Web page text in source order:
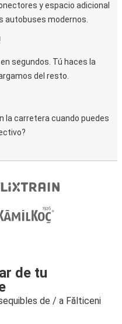
y espacio adicional
autobuses modernos.
segundos. Tú haces la
del resto.
la carretera cuando puedes
de tu
de / a Fălticeni